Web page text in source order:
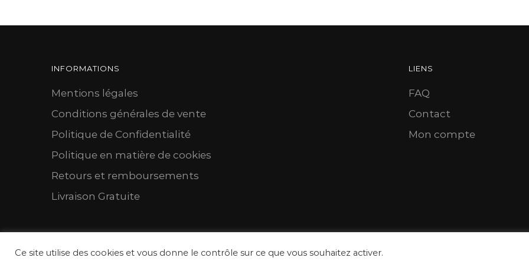
INFORMATIONS
Mentions légales
Conditions générales de vente
Politique de Confidentialité
Politique en matière de cookies
Retours et remboursements
Livraison Gratuite
LIENS
FAQ
Contact
Mon compte
Ce site utilise des cookies et vous donne le contrôle sur ce que vous souhaitez activer.